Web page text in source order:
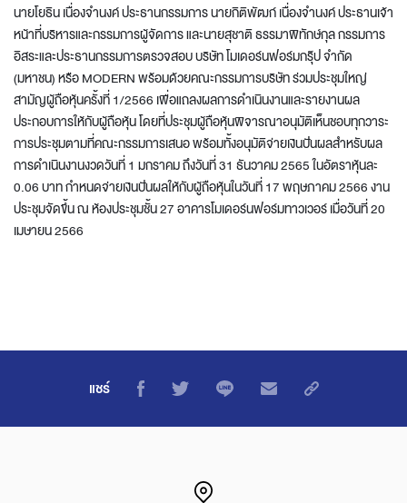
นายโยธิน เนื่องจำนงค์ ประธานกรรมการ นายกิติพัฒก์ เนื่องจำนงค์ ประธานเจ้า
หน้าที่บริหารและกรรมการผู้จัดการ และนายสุชาติ ธรรมาพิทักษ์กุล กรรมการ
อิสระและประธานกรรมการตรวจสอบ บริษัท โมเดอร์นฟอร์มกรุ๊ป จำกัด
(มหาชน) หรือ MODERN พร้อมด้วยคณะกรรมการบริษัท ร่วมประชุมใหญ่
สามัญผู้ถือหุ้นครั้งที่ 1/2566 เพื่อแถลงผลการดำเนินงานและรายงานผล
ประกอบการให้กับผู้ถือหุ้น โดยที่ประชุมผู้ถือหุ้นพิจารณาอนุมัติเห็นชอบทุกวาระ
การประชุมตามที่คณะกรรมการเสนอ พร้อมทั้งอนุมัติจ่ายเงินปันผลสำหรับผล
การดำเนินงานงวดวันที่ 1 มกราคม ถึงวันที่ 31 ธันวาคม 2565 ในอัตราหุ้นละ
0.06 บาท กำหนดจ่ายเงินปันผลให้กับผู้ถือหุ้นในวันที่ 17 พฤษภาคม 2566 งาน
ประชุมจัดขึ้น ณ ห้องประชุมชั้น 27 อาคารโมเดอร์นฟอร์มทาวเวอร์ เมื่อวันที่ 20
เมษายน 2566
แชร์